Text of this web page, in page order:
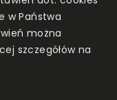
w Państwa
można
szczegółów na